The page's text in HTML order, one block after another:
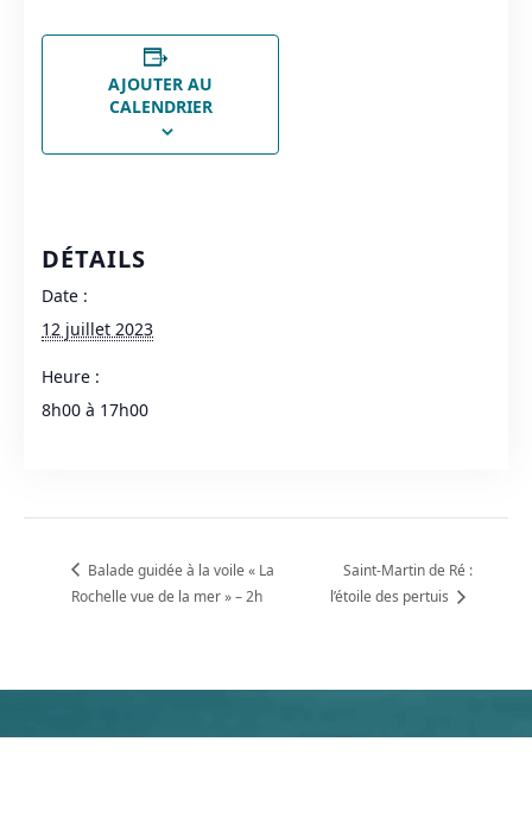
AJOUTER AU
CALENDRIER
DÉTAILS
Date :
12 juillet 2023
Heure :
8h00 à 17h00
Balade guidée à la voile « La
Rochelle vue de la mer » – 2h
Saint-Martin de Ré :
l’étoile des pertuis